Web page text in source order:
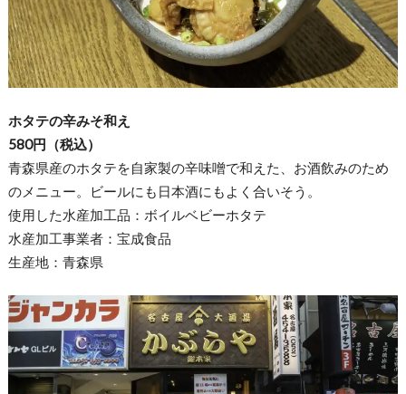
ホタテの辛みそ和え
580円（税込）
青森県産のホタテを自家製の辛味噌で和えた、お酒飲みのため
のメニュー。ビールにも日本酒にもよく合いそう。
使用した水産加工品：ボイルベビーホタテ
水産加工事業者：宝成食品
生産地：青森県